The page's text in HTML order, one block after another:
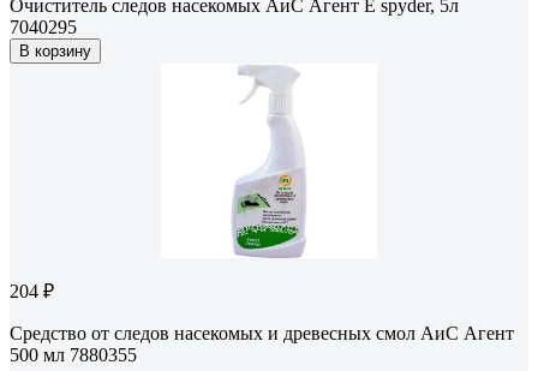
Очиститель следов насекомых АиС Агент Е spyder, 5л
7040295
В корзину
204 ₽
Средство от следов насекомых и древесных смол АиС Агент
500 мл 7880355